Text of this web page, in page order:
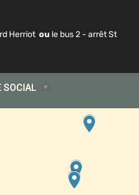
Herriot ou le bus 2 - arrêt St